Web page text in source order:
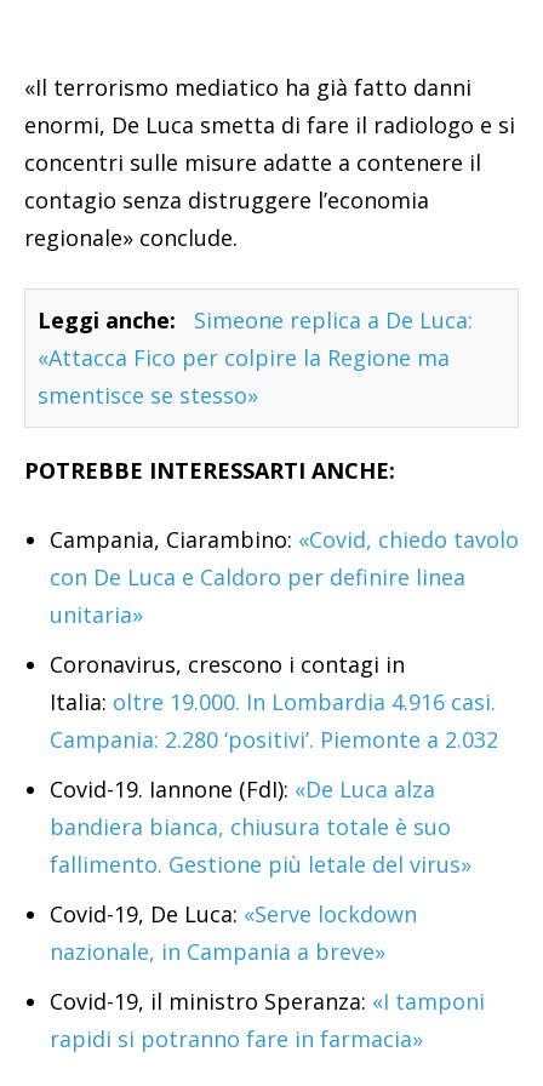
«Il terrorismo mediatico ha già fatto danni
enormi, De Luca smetta di fare il radiologo e si
concentri sulle misure adatte a contenere il
contagio senza distruggere l’economia
regionale» conclude.
Leggi anche:
Simeone replica a De Luca:
«Attacca Fico per colpire la Regione ma
smentisce se stesso»
POTREBBE INTERESSARTI ANCHE:
Campania, Ciarambino: «Covid, chiedo tavolo
con De Luca e Caldoro per definire linea
unitaria»
Coronavirus, crescono i contagi in
Italia: oltre 19.000. In Lombardia 4.916 casi.
Campania: 2.280 ‘positivi’. Piemonte a 2.032
Covid-19. Iannone (FdI): «De Luca alza
bandiera bianca, chiusura totale è suo
fallimento. Gestione più letale del virus»
Covid-19, De Luca: «Serve lockdown
nazionale, in Campania a breve»
Covid-19, il ministro Speranza: «I tamponi
rapidi si potranno fare in farmacia»